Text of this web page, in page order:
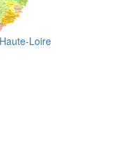
Loire